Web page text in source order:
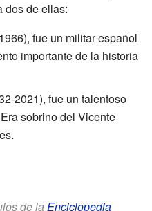
dos de ellas:
fue un militar español
importante de la historia
2021), fue un talentoso
sobrino del Vicente
de la Enciclopedia